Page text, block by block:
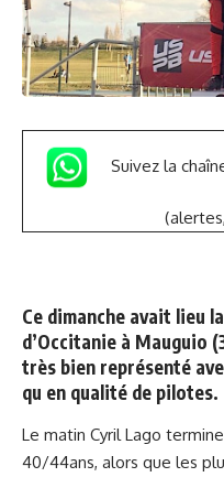
Suivez la
Ce dimanche avait lieu
d’Occitanie à Mauguio
très bien représenté
qu en qualité de pilotes.
Le matin Cyril Lago
40/44ans, alors que les